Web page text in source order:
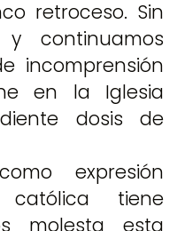
retroceso. Sin
continuamos
incomprensión
en la Iglesia
dosis de
expresión
tiene
molesta esta